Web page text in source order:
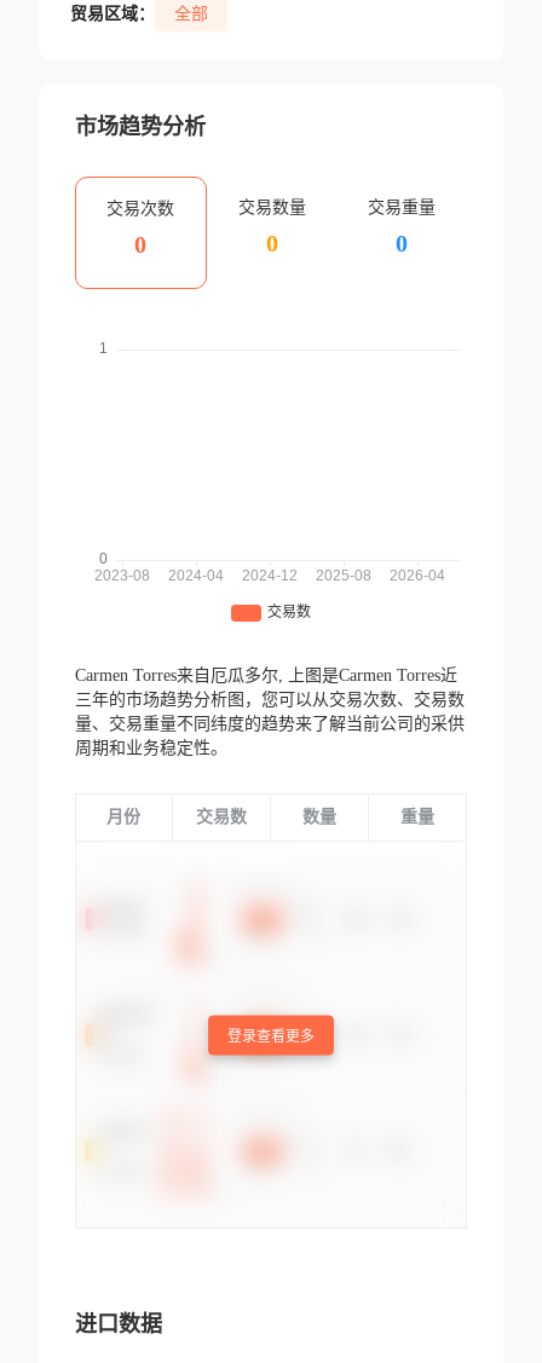
贸易区域： 全部
市场趋势分析
交易次数
0
交易数量
0
交易重量
0
Carmen Torres来自厄瓜多尔,
上图是Carmen Torres近
三年的市场趋势分析图，您可以从交易次数、交易数
量、交易重量不同纬度的趋势来了解当前公司的采供
周期和业务稳定性。
月份 交易数 数量 重量
登录查看更多
进口数据